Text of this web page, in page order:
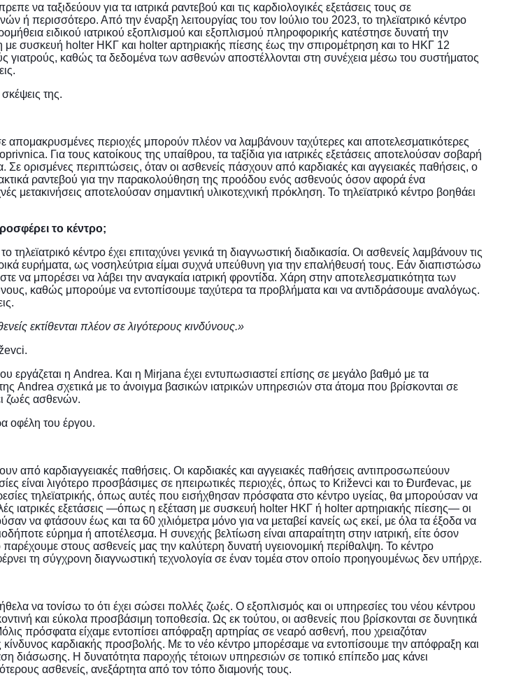
να ταξιδεύουν για τα ιατρικά ραντεβού και τις καρδιολογικές εξετάσεις τους σε
ή περισσότερο. Από την έναρξη λειτουργίας του τον Ιούλιο του 2023, το τηλεϊατρικό κέντρο
ειδικού ιατρικού εξοπλισμού και εξοπλισμού πληροφορικής κατέστησε δυνατή την
συσκευή holter ΗΚΓ και holter αρτηριακής πίεσης έως την σπιρομέτρηση και το ΗΚΓ 12
γιατρούς, καθώς τα δεδομένα των ασθενών αποστέλλονται στη συνέχεια μέσω του συστήματος
της.
περιοχές μπορούν πλέον να λαμβάνουν ταχύτερες και αποτελεσματικότερες
Για τους κατοίκους της υπαίθρου, τα ταξίδια για ιατρικές εξετάσεις αποτελούσαν σοβαρή
Σε ορισμένες περιπτώσεις, όταν οι ασθενείς πάσχουν από καρδιακές και αγγειακές παθήσεις, ο
τακτικά ραντεβού για την παρακολούθηση της προόδου ενός ασθενούς όσον αφορά ένα
αποτελούσαν σημαντική υλικοτεχνική πρόκληση. Το τηλεϊατρικό κέντρο βοηθάει
το κέντρο;
κέντρο έχει επιταχύνει γενικά τη διαγνωστική διαδικασία. Οι ασθενείς λαμβάνουν τις
ευρήματα, ως νοσηλεύτρια είμαι συχνά υπεύθυνη για την επαλήθευσή τους. Εάν διαπιστώσω
να μπορέσει να λάβει την αναγκαία ιατρική φροντίδα. Χάρη στην αποτελεσματικότητα των
καθώς μπορούμε να εντοπίσουμε ταχύτερα τα προβλήματα και να αντιδράσουμε αναλόγως.
εκτίθενται πλέον σε λιγότερους κινδύνους.»
η Andrea. Και η Mirjana έχει εντυπωσιαστεί επίσης σε μεγάλο βαθμό με τα
Andrea σχετικά με το άνοιγμα βασικών ιατρικών υπηρεσιών στα άτομα που βρίσκονται σε
ζωές ασθενών.
οφέλη του έργου.
από καρδιαγγειακές παθήσεις. Οι καρδιακές και αγγειακές παθήσεις αντιπροσωπεύουν
είναι λιγότερο προσβάσιμες σε ηπειρωτικές περιοχές, όπως το Križevci και το Đurđevac, με
τηλεϊατρικής, όπως αυτές που εισήχθησαν πρόσφατα στο κέντρο υγείας, θα μπορούσαν να
ιατρικές εξετάσεις —όπως η εξέταση με συσκευή holter ΗΚΓ ή holter αρτηριακής πίεσης— οι
να φτάσουν έως και τα 60 χιλιόμετρα μόνο για να μεταβεί κανείς ως εκεί, με όλα τα έξοδα να
εύρημα ή αποτέλεσμα. Η συνεχής βελτίωση είναι απαραίτητη στην ιατρική, είτε όσον
στους ασθενείς μας την καλύτερη δυνατή υγειονομική περίθαλψη. Το κέντρο
τη σύγχρονη διαγνωστική τεχνολογία σε έναν τομέα στον οποίο προηγουμένως δεν υπήρχε.
να τονίσω το ότι έχει σώσει πολλές ζωές. Ο εξοπλισμός και οι υπηρεσίες του νέου κέντρου
και εύκολα προσβάσιμη τοποθεσία. Ως εκ τούτου, οι ασθενείς που βρίσκονται σε δυνητικά
πρόσφατα είχαμε εντοπίσει απόφραξη αρτηρίας σε νεαρό ασθενή, που χρειαζόταν
καρδιακής προσβολής. Με το νέο κέντρο μπορέσαμε να εντοπίσουμε την απόφραξη και
διάσωσης. Η δυνατότητα παροχής τέτοιων υπηρεσιών σε τοπικό επίπεδο μας κάνει
ασθενείς, ανεξάρτητα από τον τόπο διαμονής τους.